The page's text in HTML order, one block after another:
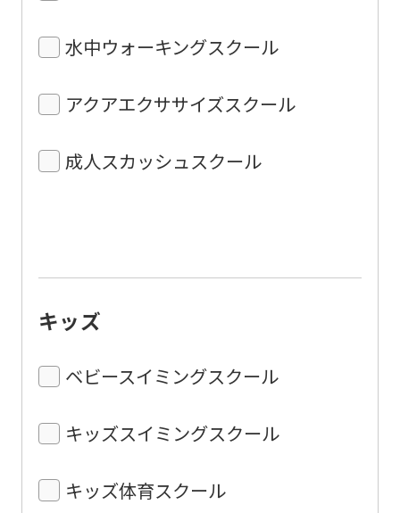
水中ウォーキングスクール
アクアエクササイズスクール
成人スカッシュスクール
キッズ
ベビースイミングスクール
キッズスイミングスクール
キッズ体育スクール